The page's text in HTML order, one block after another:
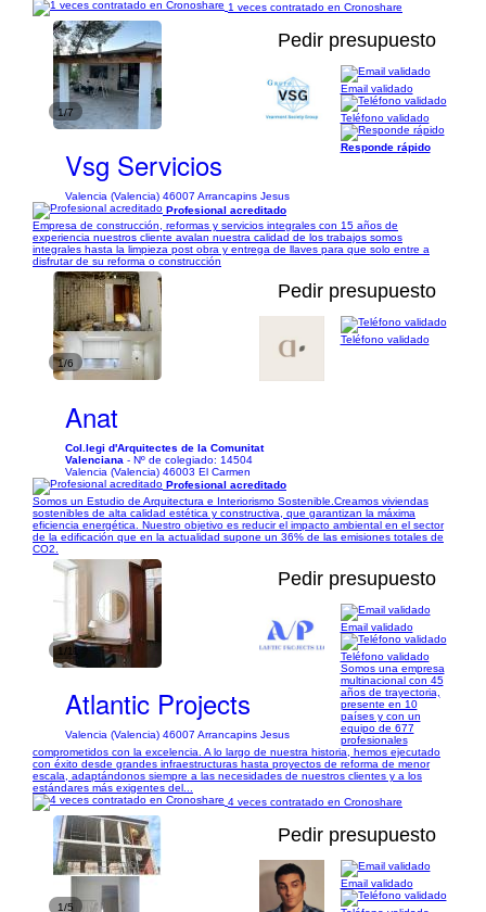
1 veces contratado en Cronoshare
1/7
Pedir presupuesto
Vsg Servicios
Valencia (Valencia) 46007 Arrancapins Jesus
Email validado
Teléfono validado
Responde rápido
Profesional acreditado
Empresa de construcción, reformas y servicios integrales con 15 años de
experiencia nuestros cliente avalan nuestra calidad de los trabajos somos
integrales hasta la limpieza post obra y entrega de llaves para que solo entre a
disfrutar de su reforma o construcción
1/6
Pedir presupuesto
Anat
Col.legi d'Arquitectes de la Comunitat
Valenciana - Nº de colegiado: 14504
Valencia (Valencia) 46003 El Carmen
Teléfono validado
Profesional acreditado
Somos un Estudio de Arquitectura e Interiorismo Sostenible. ​ Creamos viviendas
sostenibles de alta calidad estética y constructiva, que garantizan la máxima
eficiencia energética. Nuestro objetivo es reducir el impacto ambiental en el sector
de la edificación que en la actualidad supone un 36% de las emisiones totales de
CO2.
1/11
Pedir presupuesto
Atlantic Projects
Valencia (Valencia) 46007 Arrancapins Jesus
Email validado
Teléfono validado
Somos una empresa
multinacional con 45
años de trayectoria,
presente en 10
países y con un
equipo de 677
profesionales
comprometidos con la excelencia. A lo largo de nuestra historia, hemos ejecutado
con éxito desde grandes infraestructuras hasta proyectos de reforma de menor
escala, adaptándonos siempre a las necesidades de nuestros clientes y a los
estándares más exigentes del...
4 veces contratado en Cronoshare
1/5
Pedir presupuesto
Email validado